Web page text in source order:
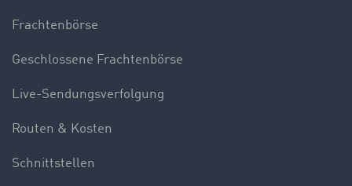
Frachtenbörse
Geschlossene Frachtenbörse
Live-Sendungsverfolgung
Routen & Kosten
Schnittstellen